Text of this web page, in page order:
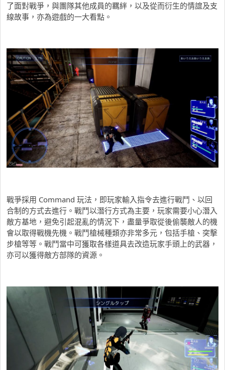
了面對戰爭，與團隊其他成員的羈絆，以及從而衍生的情誼及支
線故事，亦為遊戲的一大看點。
戰爭採用 Command 玩法，即玩家輸入指令去進行戰鬥、以回
合制的方式去進行。戰鬥以潛行方式為主要，玩家需要小心潛入
敵方基地，避免引起混亂的情況下，盡量爭取從後偷襲敵人的機
會以取得戰機先機。戰鬥槍械種類亦非常多元，包括手槍、突擊
步槍等等。戰鬥當中可獲取各樣道具去改造玩家手頭上的武器，
亦可以獲得敵方部隊的資源。